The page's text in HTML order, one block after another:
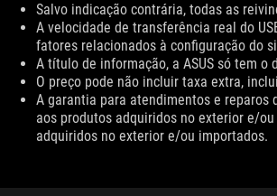
Salvo indicação contrária, todas as
A velocidade de transferência real do
fatores relacionados à configuração do
A título de informação, a ASUS só tem
O preço pode não incluir taxa extra,
A garantia para atendimentos e reparos
aos produtos adquiridos no exterior e/
adquiridos no exterior e/ou importados.